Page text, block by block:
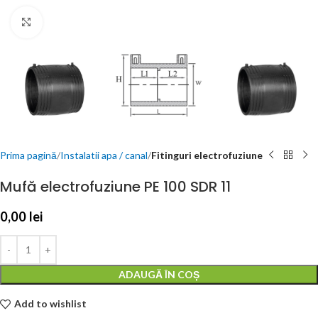
Prima pagină Instalatii apa / canal Fitinguri electrofuziune
Mufă electrofuziune PE 100 SDR 11
0,00 lei
ADAUGĂ ÎN COȘ
Add to wishlist